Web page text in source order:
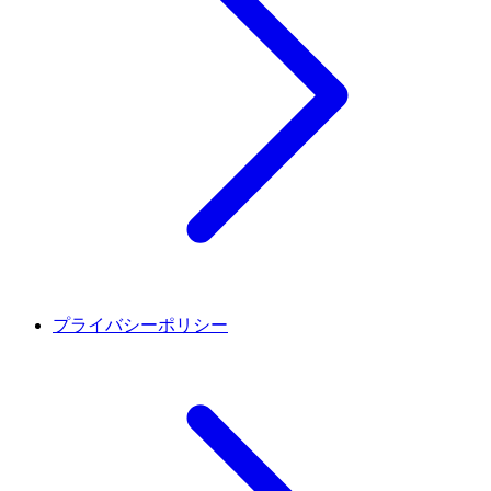
プライバシーポリシー